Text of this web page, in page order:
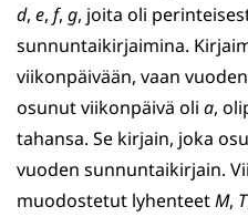
d, e, f, g, joita oli
sunnuntaikirjaimina.
viikonpäivään, vaan
osunut viikonpäivä oli a,
tahansa. Se kirjain, joka
vuoden sunnuntaikirjain.
muodostetut lyhenteetM, T